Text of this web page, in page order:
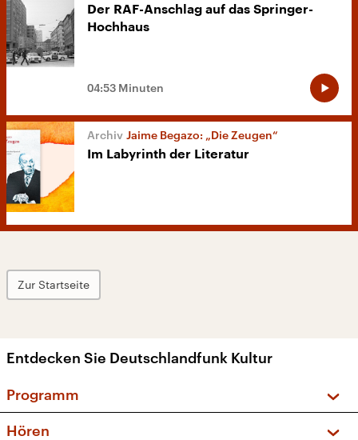
Der RAF-Anschlag auf das Springer-
Hochhaus
04:53 Minuten
Jaime Begazo: „Die Zeugen“
Im Labyrinth der Literatur
Zur Startseite
Entdecken Sie Deutschlandfunk Kultur
Programm
Hören